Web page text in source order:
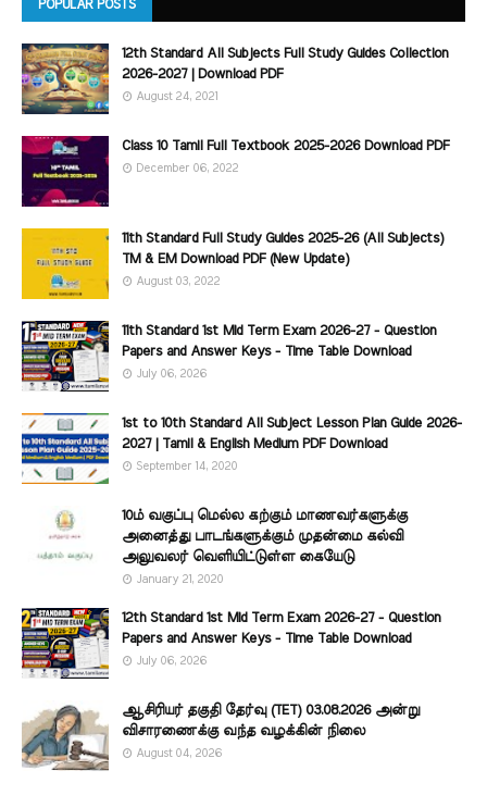
POPULAR POSTS
12th Standard All Subjects Full Study Guides Collection
2026-2027 | Download PDF
August 24, 2021
Class 10 Tamil Full Textbook 2025-2026 Download PDF
December 06, 2022
11th Standard Full Study Guides 2025-26 (All Subjects)
TM & EM Download PDF (New Update)
August 03, 2022
11th Standard 1st Mid Term Exam 2026-27 - Question
Papers and Answer Keys - Time Table Download
July 06, 2026
1st to 10th Standard All Subject Lesson Plan Guide 2026-
2027 | Tamil & English Medium PDF Download
September 14, 2020
10ம் வகுப்பு மெல்ல கற்கும் மாணவர்களுக்கு
அனைத்து பாடங்களுக்கும் முதன்மை கல்வி
அலுவலர் வெளியிட்டுள்ள கையேடு
January 21, 2020
12th Standard 1st Mid Term Exam 2026-27 - Question
Papers and Answer Keys - Time Table Download
July 06, 2026
ஆசிரியர் தகுதி தேர்வு (TET) 03.08.2026 அன்று
விசாரணைக்கு வந்த வழக்கின் நிலை
August 04, 2026